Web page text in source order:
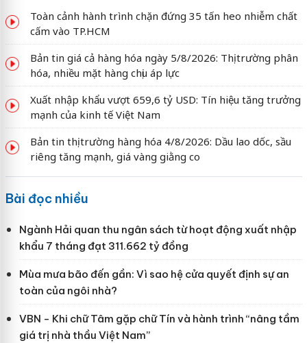
Toàn cảnh hành trình chặn đứng 35 tấn heo nhiễm chất
cấm vào TP.HCM
Bản tin giá cả hàng hóa ngày 5/8/2026: Thị trường phân
hóa, nhiều mặt hàng chịu áp lực
Xuất nhập khẩu vượt 659,6 tỷ USD: Tín hiệu tăng trưởng
mạnh của kinh tế Việt Nam
Bản tin thị trường hàng hóa 4/8/2026: Dầu lao dốc, sầu
riêng tăng mạnh, giá vàng giằng co
Bài đọc nhiều
Ngành Hải quan thu ngân sách từ hoạt động xuất nhập
khẩu 7 tháng đạt 311.662 tỷ đồng
Mùa mưa bão đến gần: Vì sao hệ cửa quyết định sự an
toàn của ngôi nhà?
VBN - Khi chữ Tâm gặp chữ Tín và hành trình “nâng tầm
giá trị nhà thầu Việt Nam”